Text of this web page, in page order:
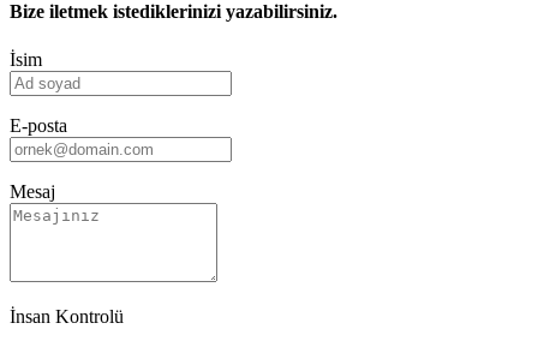
Bize iletmek istediklerinizi yazabilirsiniz.
İsim
E-posta
Mesaj
İnsan Kontrolü